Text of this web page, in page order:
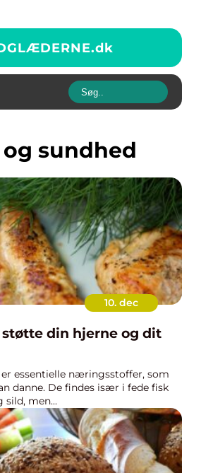
dk
og sundhed
10. dec
din hjerne og dit
essentielle næringsstoffer, som
danne. De findes især i fede fisk
sild, men...